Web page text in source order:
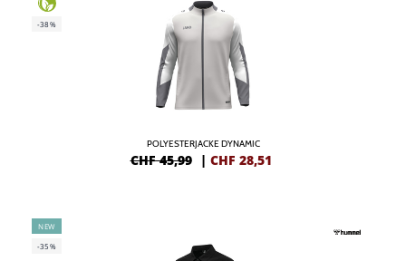
-38%
POLYESTERJACKE DYNAMIC
CHF 45,99 | CHF 28,51
NEW
-35%